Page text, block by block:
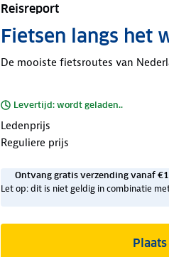
Reisreport
Fietsen langs het
De mooiste fietsroutes van
Levertijd: wordt geladen..
Ledenprijs
Reguliere prijs
Ontvang gratis verzending vanaf
Let op: dit is niet geldig in combinatie